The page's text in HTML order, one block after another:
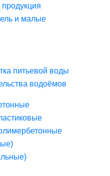
и малые
питьевой воды
водоёмов